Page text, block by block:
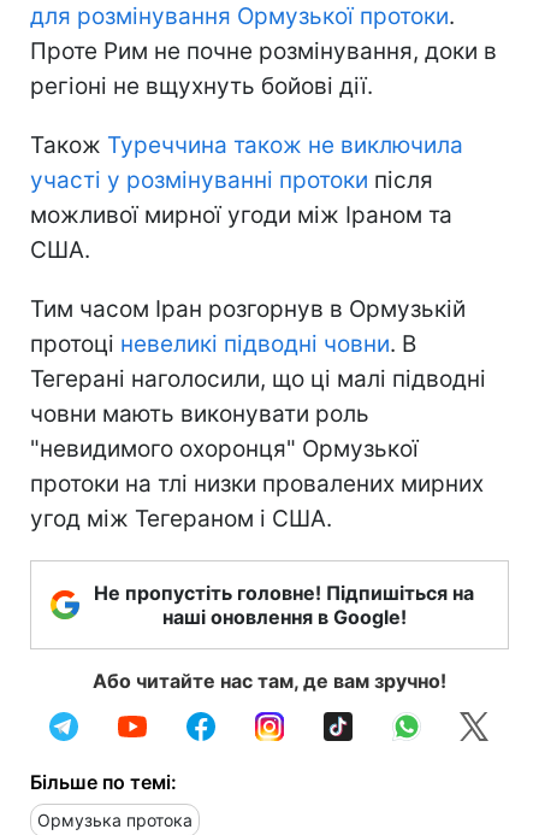
для розмінування Ормузької протоки.
Проте Рим не почне розмінування, доки в
регіоні не вщухнуть бойові дії.
Також Туреччина також не виключила
участі у розмінуванні протоки після
можливої мирної угоди між Іраном та
США.
Тим часом Іран розгорнув в Ормузькій
протоці невеликі підводні човни. В
Тегерані наголосили, що ці малі підводні
човни мають виконувати роль
"невидимого охоронця" Ормузької
протоки на тлі низки провалених мирних
угод між Тегераном і США.
Не пропустіть головне! Підпишіться на
наші оновлення в Google!
Або читайте нас там, де вам зручно!
Більше по темі:
Ормузька протока